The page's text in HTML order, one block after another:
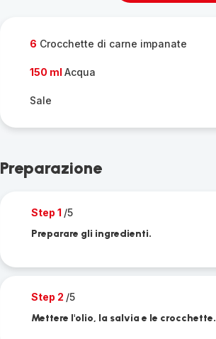
6 Crocchette di carne impanate
150 ml Acqua
Sale
Preparazione
Step 1 /5
Preparare gli ingredienti.
Step 2 /5
Mettere l'olio, la salvia e le crocchette.